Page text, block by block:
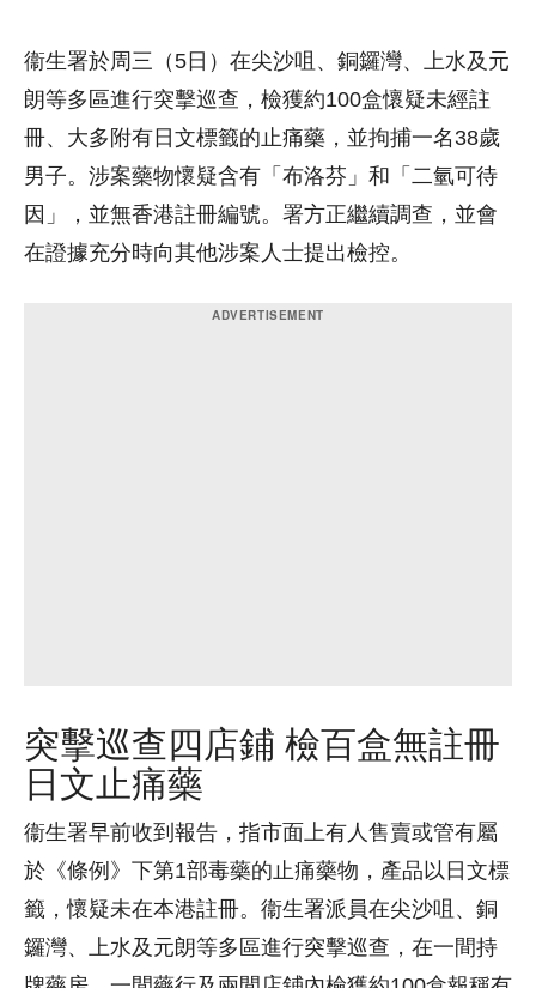
衞生署於周三（5日）在尖沙咀、銅鑼灣、上水及元
朗等多區進行突擊巡查，檢獲約100盒懷疑未經註
冊、大多附有日文標籤的止痛藥，並拘捕一名38歲
男子。涉案藥物懷疑含有「布洛芬」和「二氫可待
因」，並無香港註冊編號。署方正繼續調查，並會
在證據充分時向其他涉案人士提出檢控。
突擊巡查四店鋪 檢百盒無註冊
日文止痛藥
衞生署早前收到報告，指市面上有人售賣或管有屬
於《條例》下第1部毒藥的止痛藥物，產品以日文標
籤，懷疑未在本港註冊。衞生署派員在尖沙咀、銅
鑼灣、上水及元朗等多區進行突擊巡查，在一間持